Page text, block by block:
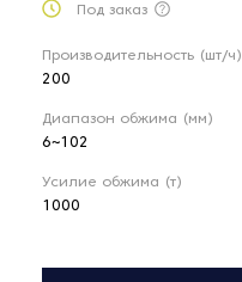
Под заказ
Производительность (шт/ч)
200
Диапазон обжима (мм)
6~102
Усилие обжима (т)
1000